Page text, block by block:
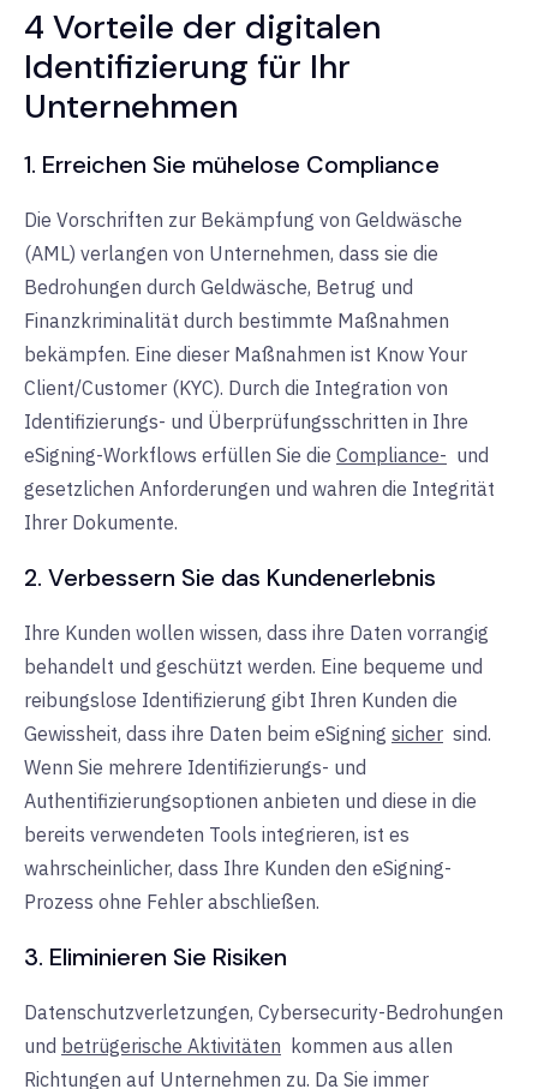
4 Vorteile der digitalen
Identifizierung für Ihr
Unternehmen
1. Erreichen Sie mühelose Compliance
Die Vorschriften zur Bekämpfung von Geldwäsche
(AML) verlangen von Unternehmen, dass sie die
Bedrohungen durch Geldwäsche, Betrug und
Finanzkriminalität durch bestimmte Maßnahmen
bekämpfen. Eine dieser Maßnahmen ist Know Your
Client/Customer (KYC). Durch die Integration von
Identifizierungs- und Überprüfungsschritten in Ihre
eSigning-Workflows erfüllen Sie die Compliance- und
gesetzlichen Anforderungen und wahren die Integrität
Ihrer Dokumente.
2. Verbessern Sie das Kundenerlebnis
Ihre Kunden wollen wissen, dass ihre Daten vorrangig
behandelt und geschützt werden. Eine bequeme und
reibungslose Identifizierung gibt Ihren Kunden die
Gewissheit, dass ihre Daten beim eSigning sicher sind.
Wenn Sie mehrere Identifizierungs- und
Authentifizierungsoptionen anbieten und diese in die
bereits verwendeten Tools integrieren, ist es
wahrscheinlicher, dass Ihre Kunden den eSigning-
Prozess ohne Fehler abschließen.
3. Eliminieren Sie Risiken
Datenschutzverletzungen, Cybersecurity-Bedrohungen
und betrügerische Aktivitäten kommen aus allen
Richtungen auf Unternehmen zu. Da Sie immer